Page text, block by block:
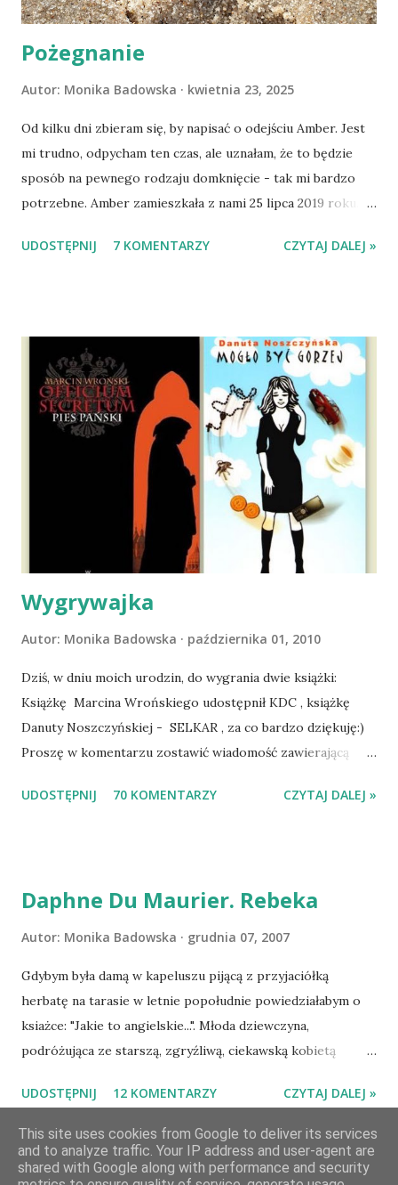
Pożegnanie
Autor: Monika Badowska kwietnia 23, 2025
Od kilku dni zbieram się, by napisać o odejściu Amber. Jest
mi trudno, odpycham ten czas, ale uznałam, że to będzie
sposób na pewnego rodzaju domknięcie - tak mi bardzo
potrzebne. Amber zamieszkała z nami 25 lipca 2019 roku.
Mazowieckim, pojechaliśmy na wizytę zapoznawczą, a kilka
wspólnego życia przeczytacie TUTAJ i TUTAJ . Gdy już
nieco okrzepliśmy w codzienności z psem, a Amber - z
ludźmi i kotami, pojawił się pomysł na wspólny jesienny
wyjazd w Beskid Niski. Zanim to jednak się stało psica miała
atak padaczki, co spowodowało, że wyjazd odwołaliśmy,
wdrożyliśmy leczenie i od nowa zaczęliśmy oswajać z nami i
wspólnym życiem zdezorientowanego chorobą psa. Udało
się ustabilizować zawirowania zdrowotne i wówczas
zaczęliśmy się cieszyć sobą wzajemnie już na 100%.
Dopier...
UDOSTĘPNIJ 7 KOMENTARZY CZYTAJ DALEJ »
Wygrywajka
Autor: Monika Badowska października 01, 2010
Dziś, w dniu moich urodzin, do wygrania dwie książki:
Książkę Marcina Wrońskiego udostępnił KDC , książkę
Danuty Noszczyńskiej - SELKAR , za co bardzo dziękuję:)
Proszę w komentarzu zostawić wiadomość zawierającą
Losowanie odbędzie się w niedzielę o 8:00. Zapraszam
UDOSTĘPNIJ 70 KOMENTARZY CZYTAJ DALEJ »
Daphne Du Maurier. Rebeka
Autor: Monika Badowska grudnia 07, 2007
Gdybym była damą w kapeluszu pijącą z przyjaciółką
herbatę na tarasie w letnie popołudnie powiedziałabym o
ksiażce: "Jakie to angielskie...". Młoda dziewczyna,
podróżująca ze starszą, zgryźliwą, ciekawską kobietą
de Wintera, właściciela uroczej posiadłości Manderley,
owdowiałego przed niespełna rokiem. Gdy starsza pani
choruje, Maxim zaczyna opiekować się dziewczyną, a w
dniu, w którym obie panie zamierzaja opuścić Monte Carlo,
UDOSTĘPNIJ 12 KOMENTARZY CZYTAJ DALEJ »
This site uses cookies from Google to deliver its services
and to analyze traffic. Your IP address and user-agent are
shared with Google along with performance and security